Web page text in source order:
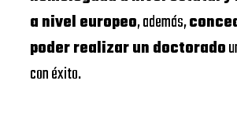
a nivel europeo, además,
poder realizar un doctorado
con éxito.